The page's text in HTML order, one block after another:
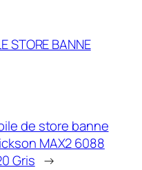
STORE BANNE
de store banne
MAX2 6088
Gris →